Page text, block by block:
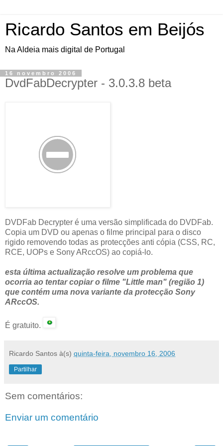
Ricardo Santos em Beijós
Na Aldeia mais digital de Portugal
16 novembro 2006
DvdFabDecrypter - 3.0.3.8 beta
DVDFab Decrypter é uma versão simplificada do DVDFab.
Copia um DVD ou apenas o filme principal para o disco
rigido removendo todas as protecções anti cópia (CSS, RC,
RCE, UOPs e Sony ARccOS) ao copiá-lo.
esta última actualização resolve um problema que
ocorria ao tentar copiar o filme "Little man" (região 1)
que contém uma nova variante da protecção Sony
ARccOS.
É gratuito.
Ricardo Santos à(s) quinta-feira, novembro 16, 2006
Partilhar
Sem comentários:
Enviar um comentário